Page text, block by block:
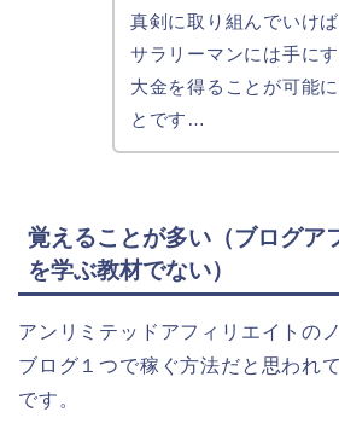
真剣に取り組んでいけば
サラリーマンには手に
大金を得ることが可能
とです…
覚えることが多い（ブログア
を学ぶ教材でない）
アンリミテッドアフィリエイトの
ブログ１つで稼ぐ方法だと思われ
です。